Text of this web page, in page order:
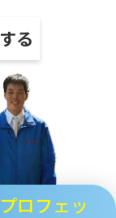
する
プロフェッ